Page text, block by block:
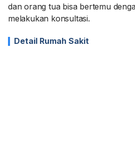
dan orang tua bisa bertemu
melakukan konsultasi.
Detail Rumah Sakit